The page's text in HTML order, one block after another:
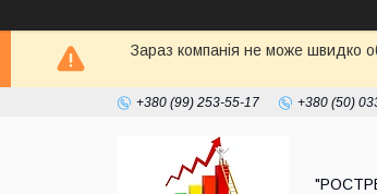
Зараз компанія не може швидко
+380 (99) 253-55-17 +380 (50)